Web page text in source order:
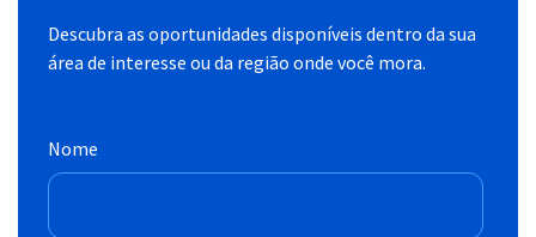
Descubra as oportunidades disponíveis dentro da sua
área de interesse ou da região onde você mora.
Nome